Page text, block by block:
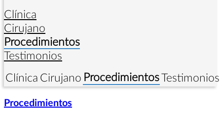
Clínica
Cirujano
Procedimientos
Testimonios
Clínica Cirujano ProcedimientosTestimonios
Procedimientos